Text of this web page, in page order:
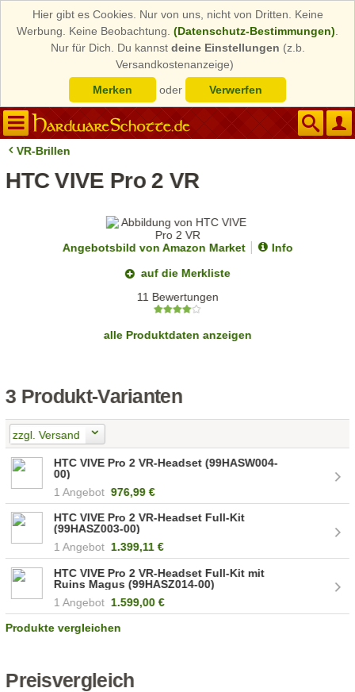
Hier gibt es Cookies. Nur von uns, nicht von Dritten. Keine
Werbung. Keine Beobachtung. (Datenschutz-Bestimmungen)
Nur für Dich. Du kannst deine Einstellungen (z.b.
Versandkostenanzeige)
Merken
oder Verwerfen
VR-Brillen
HTC VIVE Pro 2 VR
Angebotsbild von Amazon Market
Info
auf die Merkliste
11 Bewertungen
alle Produktdaten anzeigen
3 Produkt-Varianten
zzgl. Versand
HTC VIVE Pro 2 VR-Headset (99HASW004-
00)
1 Angebot 976,99 €
HTC VIVE Pro 2 VR-Headset Full-Kit
(99HASZ003-00)
1 Angebot 1.399,11 €
HTC VIVE Pro 2 VR-Headset Full-Kit mit
Ruins Magus (99HASZ014-00)
1 Angebot 1.599,00 €
Produkte vergleichen
Preisvergleich